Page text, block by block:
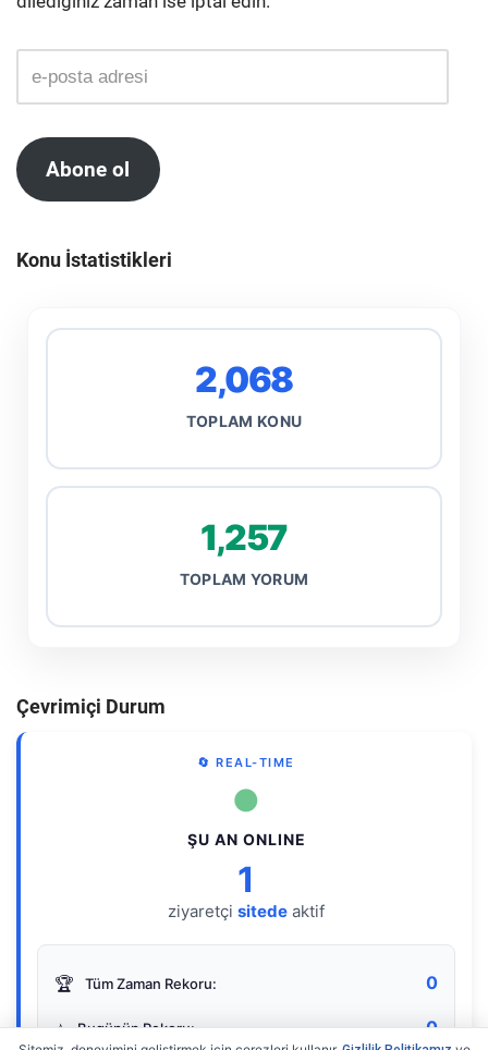
Abone ol
Konu İstatistikleri
2,068
TOPLAM KONU
1,257
TOPLAM YORUM
Çevrimiçi Durum
🔄 REAL-TIME
●
ŞU AN ONLINE
1
ziyaretçi sitede aktif
🏆 Tüm Zaman Rekoru: 0
⭐ Bugünün Rekoru: 0